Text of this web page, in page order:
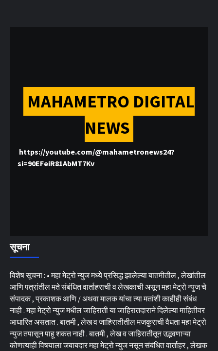
MAHAMETRO DIGITAL
NEWS
https://youtube.com/@mahametronews24?
si=90EFeiR81AbMT7Kv
सूचना
विशेष सूचना : • महा मेट्रो न्युज मध्ये प्रसिद्ध झालेल्या बातमीतील , लेखांतील
आणि पत्रांतील मते संबंधित वार्ताहराची व लेखकाची असून महा मेट्रो न्युज चे
संपादक , प्रकाशक आणि / अथवा मालक यांचा त्या मतांशी काहीही संबंध
नाही . महा मेट्रो न्युज मधील जाहिराती या जाहिरातदाराने दिलेल्या माहितीवर
आधारित असतात . बातमी , लेख व जाहिरातीतील मजकुराची वैधता महा मेट्रो
न्युज तपासून पाहू शकत नाही . बातमी , लेख व जाहिरातीतून उद्भवणाऱ्या
कोणत्याही विषयाला जबाबदार महा मेट्रो न्युज नसून संबंधित वार्ताहर , लेखक